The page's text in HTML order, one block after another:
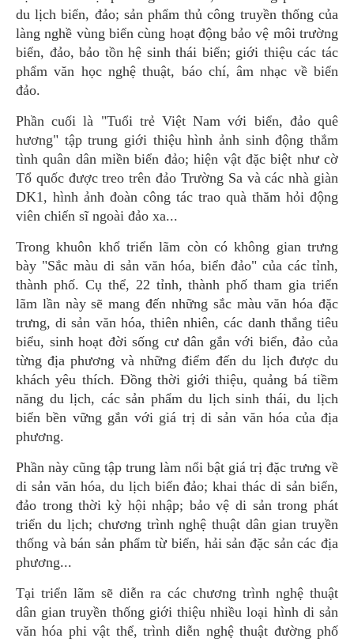
du lịch biển, đảo; sản phẩm thủ công truyền thống của
làng nghề vùng biển cùng hoạt động bảo vệ môi trường
biển, đảo, bảo tồn hệ sinh thái biển; giới thiệu các tác
phẩm văn học nghệ thuật, báo chí, âm nhạc về biển
đảo.
Phần cuối là "Tuổi trẻ Việt Nam với biển, đảo quê
hương" tập trung giới thiệu hình ảnh sinh động thắm
tình quân dân miền biển đảo; hiện vật đặc biệt như cờ
Tổ quốc được treo trên đảo Trường Sa và các nhà giàn
DK1, hình ảnh đoàn công tác trao quà thăm hỏi động
viên chiến sĩ ngoài đảo xa...
Trong khuôn khổ triển lãm còn có không gian trưng
bày "Sắc màu di sản văn hóa, biển đảo" của các tỉnh,
thành phố. Cụ thể, 22 tỉnh, thành phố tham gia triển
lãm lần này sẽ mang đến những sắc màu văn hóa đặc
trưng, di sản văn hóa, thiên nhiên, các danh thắng tiêu
biểu, sinh hoạt đời sống cư dân gắn với biển, đảo của
từng địa phương và những điểm đến du lịch được du
khách yêu thích. Đồng thời giới thiệu, quảng bá tiềm
năng du lịch, các sản phẩm du lịch sinh thái, du lịch
biển bền vững gắn với giá trị di sản văn hóa của địa
phương.
Phần này cũng tập trung làm nổi bật giá trị đặc trưng về
di sản văn hóa, du lịch biển đảo; khai thác di sản biển,
đảo trong thời kỳ hội nhập; bảo vệ di sản trong phát
triển du lịch; chương trình nghệ thuật dân gian truyền
thống và bán sản phẩm từ biển, hải sản đặc sản các địa
phương...
Tại triển lãm sẽ diễn ra các chương trình nghệ thuật
dân gian truyền thống giới thiệu nhiều loại hình di sản
văn hóa phi vật thể, trình diễn nghệ thuật đường phố